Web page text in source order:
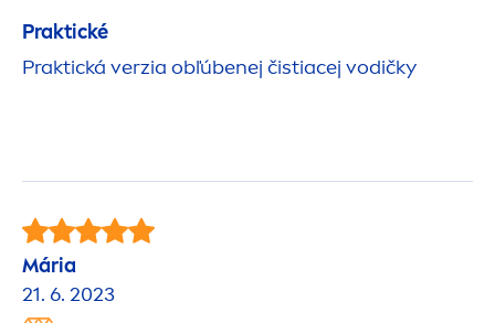
Praktické
Praktická verzia obľúbenej čistiacej vodičky
Mária
21. 6. 2023